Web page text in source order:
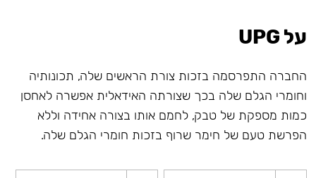
על UPG
החברה התפרסמה בזכות צורת הראשים שלה, תכונותיה
וחומרי הגלם שלה בכך שצורתה האידאלית אפשרה לאחסן
כמות מספקת של טבק, לחמם אותו בצורה אחידה וללא
הפרשת טעם של חימר שרוף בזכות חומרי הגלם שלה.